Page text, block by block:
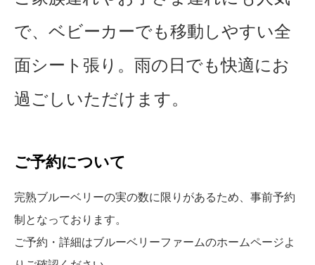
で、ベビーカーでも移動しやすい全
面シート張り。雨の日でも快適にお
過ごしいただけます。
ご予約について
完熟ブルーベリーの実の数に限りがあるため、事前予約
制となっております。
ご予約・詳細はブルーベリーファームのホームページよ